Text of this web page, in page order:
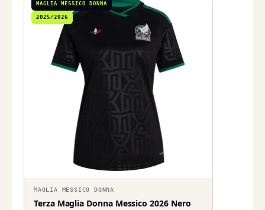
MAGLIA MESSICO DONNA
2025/2026
MAGLIA MESSICO DONNA
Terza Maglia Donna Messico 2026 Nero